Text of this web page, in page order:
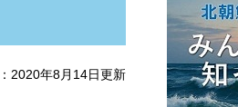
2020年8月14日更新